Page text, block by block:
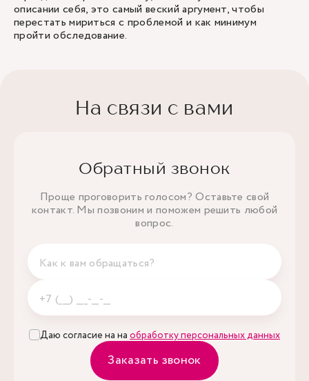
описании себя, это самый веский аргумент, чтобы
перестать мириться с проблемой и как минимум
пройти обследование.
На связи с вами
Обратный звонок
Проще проговорить голосом? Оставьте свой
контакт. Мы позвоним и поможем решить любой
вопрос.
Даю согласие на на обработку персональных данных
Заказать звонок